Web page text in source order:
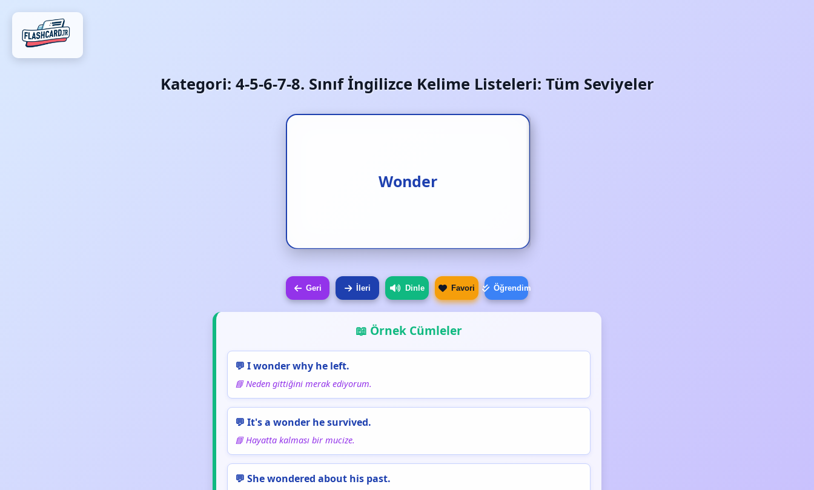
Kategori: 4-5-6-7-8. Sınıf İngilizce Kelime Listeleri: Tüm Seviyeler
Wonder
Merak etmek
Geri İleri Dinle Favori Öğrendim
📖 Örnek Cümleler
💬 I wonder why he left.
📘 Neden gittiğini merak ediyorum.
💬 It's a wonder he survived.
📘 Hayatta kalması bir mucize.
💬 She wondered about his past.